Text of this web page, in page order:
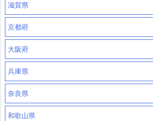
滋賀県
京都府
大阪府
兵庫県
奈良県
和歌山県